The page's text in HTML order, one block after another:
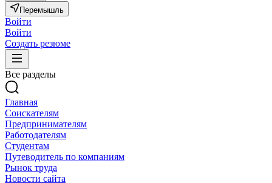
Перемышль
Войти
Войти
Создать резюме
Все разделы
Главная
Соискателям
Предпринимателям
Работодателям
Студентам
Путеводитель по компаниям
Рынок труда
Новости сайта